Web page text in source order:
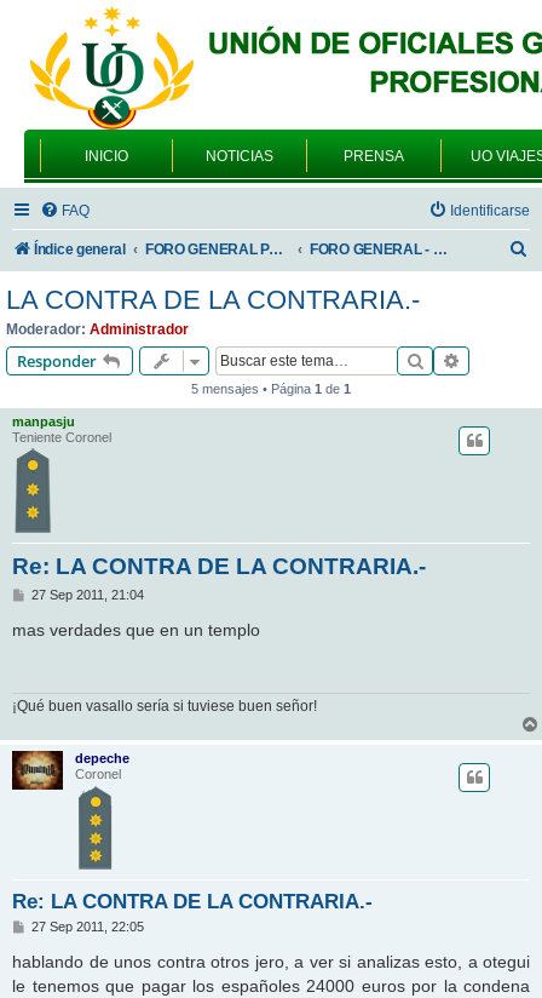
INICIO NOTICIAS PRENSA UO
FAQ Identificarse
Índice general FORO GENERAL PARA TODOS LOS USUARIOS FORO GENERAL - VARIEDADES
r
LA CONTRA DE LA CONTRARIA.-
Moderador: Administrador
Responder Buscar
5 mensajes • Página 1 de 1
manpasju
Teniente Coronel
Re: LA CONTRA DE LA CONTRARIA.-
M
n
s
27 Sep 2011, 21:04
mas verdades que en un templo
¡Qué buen vasallo sería si tuviese buen señor!
depeche
Coronel
Re: LA CONTRA DE LA CONTRARIA.-
M
n
s
a
27 Sep 2011, 22:05
hablando de unos contra otros jero, a ver si analizas esto, a otegui
le tenemos que pagar los españoles 24000 euros por la condena